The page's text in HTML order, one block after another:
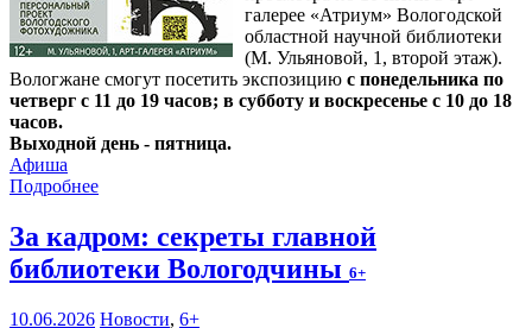
галерее «Атриум» Вологодской
областной научной библиотеки
(М. Ульяновой, 1, второй этаж).
Вологжане смогут посетить экспозицию с понедельника по
четверг с 11 до 19 часов; в субботу и воскресенье с 10 до 18
часов.
Выходной день - пятница.
Афиша
Подробнее
За кадром: секреты главной
библиотеки Вологодчины 6+
10.06.2026 Новости, 6+